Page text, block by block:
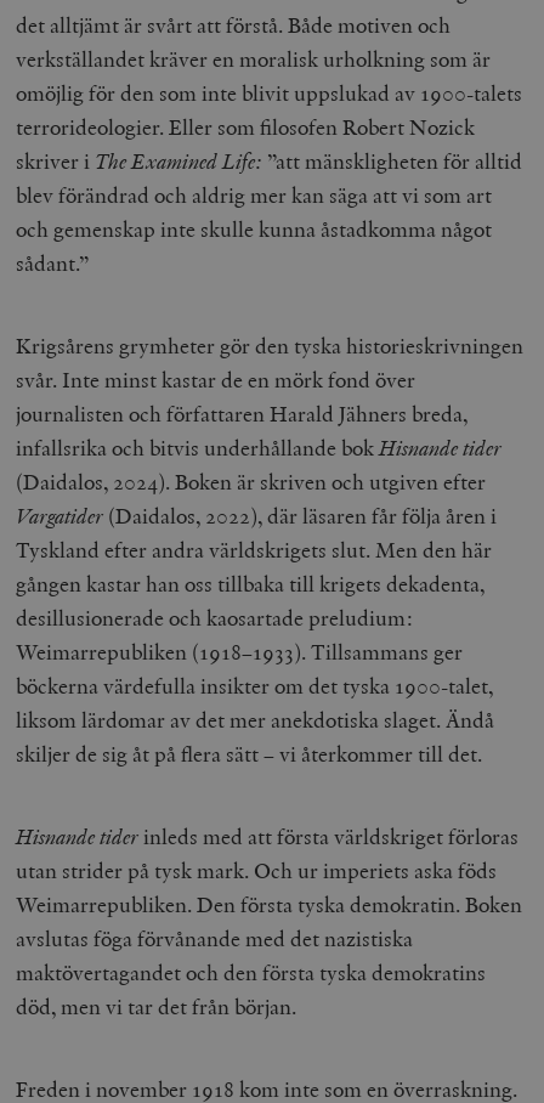
det alltjämt är svårt att förstå. Både motiven och
verkställandet kräver en moralisk urholkning som är
omöjlig för den som inte blivit uppslukad av 1900-talets
terrorideologier. Eller som filosofen Robert Nozick
skriver i The Examined Life: ”att mänskligheten för alltid
blev förändrad och aldrig mer kan säga att vi som art
och gemenskap inte skulle kunna åstadkomma något
sådant.”
Krigsårens grymheter gör den tyska historieskrivningen
svår. Inte minst kastar de en mörk fond över
journalisten och författaren Harald Jähners breda,
infallsrika och bitvis underhållande bok Hisnande tider
(Daidalos, 2024). Boken är skriven och utgiven efter
Vargatider (Daidalos, 2022), där läsaren får följa åren i
Tyskland efter andra världskrigets slut. Men den här
gången kastar han oss tillbaka till krigets dekadenta,
desillusionerade och kaosartade preludium:
Weimarrepubliken (1918–1933). Tillsammans ger
böckerna värdefulla insikter om det tyska 1900-talet,
liksom lärdomar av det mer anekdotiska slaget. Ändå
skiljer de sig åt på flera sätt – vi återkommer till det.
Hisnande tider inleds med att första världskriget förloras
utan strider på tysk mark. Och ur imperiets aska föds
Weimarrepubliken. Den första tyska demokratin. Boken
avslutas föga förvånande med det nazistiska
maktövertagandet och den första tyska demokratins
död, men vi tar det från början.
Freden i november 1918 kom inte som en överraskning.